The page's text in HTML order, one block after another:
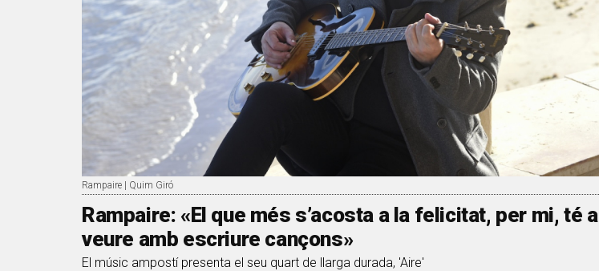
Rampaire | Quim Giró
Rampaire: «El que més s’acosta a la felicitat, per mi, té a
veure amb escriure cançons»
El músic ampostí presenta el seu quart de llarga durada, 'Aire'